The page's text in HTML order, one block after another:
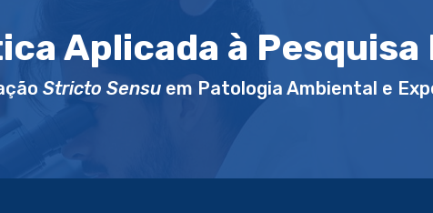
Aplicada à Pesquisa
Stricto Sensu em Patologia Ambiental e